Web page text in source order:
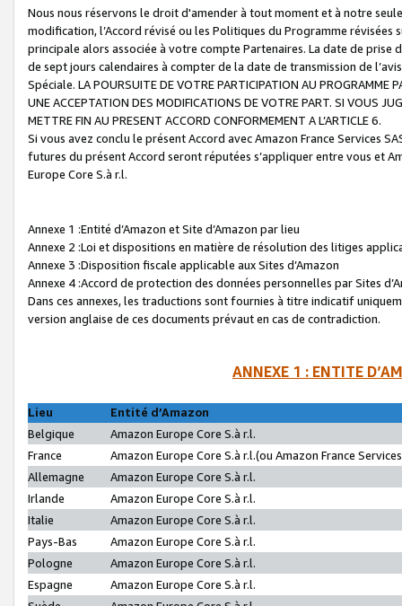
Nous nous réservons le droit d'amender à tout moment et à notre
modification, l’Accord révisé ou les Politiques du Programme
principale alors associée à votre compte Partenaires. La date de
de sept jours calendaires à compter de la date de transmission de
Spéciale. LA POURSUITE DE VOTRE PARTICIPATION AU PROGRAMME
UNE ACCEPTATION DES MODIFICATIONS DE VOTRE PART. SI VOUS
METTRE FIN AU PRESENT ACCORD CONFORMEMENT A L’ARTICLE 6.
Si vous avez conclu le présent Accord avec Amazon France Services
futures du présent Accord seront réputées s’appliquer entre vous et
Europe Core S.à r.l.
Annexe 1 :Entité d’Amazon et Site d’Amazon par lieu
Annexe 2 :Loi et dispositions en matière de résolution des litiges
Annexe 3 :Disposition fiscale applicable aux Sites d’Amazon
Annexe 4 :Accord de protection des données personnelles par Sites
Dans ces annexes, les traductions sont fournies à titre indicatif
version anglaise de ces documents prévaut en cas de contradiction.
ANNEXE 1 : ENTITE
Lieu
Entité d’Amazon
Belgique
Amazon Europe Core S.à r.l.
France
Amazon Europe Core S.à r.l.(ou Amazon France
Allemagne
Amazon Europe Core S.à r.l.
Irlande
Amazon Europe Core S.à r.l.
Italie
Amazon Europe Core S.à r.l.
Pays-Bas
Amazon Europe Core S.à r.l.
Pologne
Amazon Europe Core S.à r.l.
Espagne
Amazon Europe Core S.à r.l.